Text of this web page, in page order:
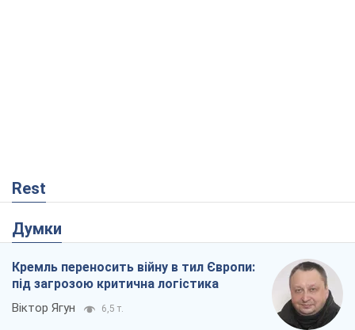
Rest
Думки
Кремль переносить війну в тил Європи:
під загрозою критична логістика
Віктор Ягун 6,5 т.